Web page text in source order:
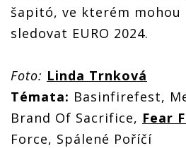
šapitó, ve kterém
sledovat EURO 2024.
Foto: Linda Trnková
Témata: Basinfirefest,
Brand Of Sacrifice, Fear
Force, Spálené Poříčí